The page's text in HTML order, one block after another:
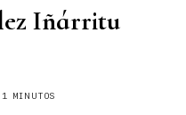
Iñárritu
1 MINUTOS